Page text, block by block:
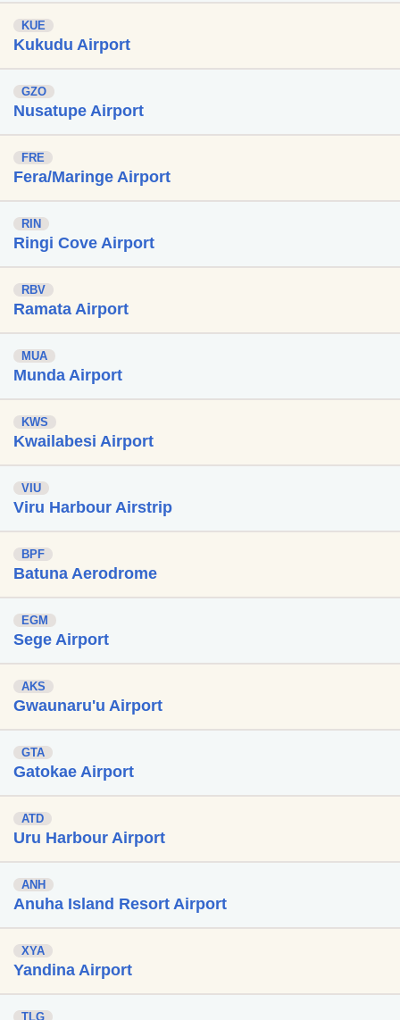
KUE
Kukudu Airport
GZO
Nusatupe Airport
FRE
Fera/Maringe Airport
RIN
Ringi Cove Airport
RBV
Ramata Airport
MUA
Munda Airport
KWS
Kwailabesi Airport
VIU
Viru Harbour Airstrip
BPF
Batuna Aerodrome
EGM
Sege Airport
AKS
Gwaunaru'u Airport
GTA
Gatokae Airport
ATD
Uru Harbour Airport
ANH
Anuha Island Resort Airport
XYA
Yandina Airport
TLG